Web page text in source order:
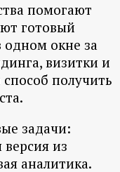
помогают
готовый
одном окне за
визитки и
получить
задачи:
из
аналитика.